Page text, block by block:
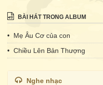
BÀI HÁT TRONG ALBUM
• Mẹ Âu Cơ của con
• Chiều Lên Bản Thượng
Nghe nhạc